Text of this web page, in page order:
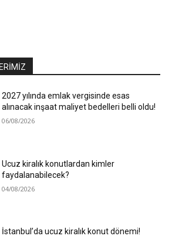
2027 yılında emlak vergisinde esas
alınacak inşaat maliyet bedelleri belli oldu!
06/08/2026
Ucuz kiralık konutlardan kimler
faydalanabilecek?
04/08/2026
İstanbul’da ucuz kiralık konut dönemi!